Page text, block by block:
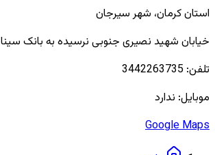
استانکرمان، شهرسیرجان
خیابان شهید نصیری جنوبی نرسیده به بانک سینا
تلفن: 3442263735
موبایل: ندارد
Google Maps